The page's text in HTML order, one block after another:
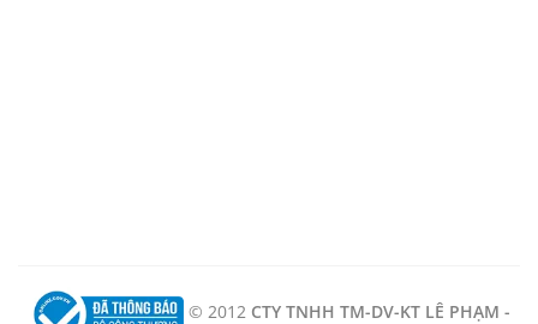
© 2012 CTY TNHH TM-DV-KT LÊ PHẠM -